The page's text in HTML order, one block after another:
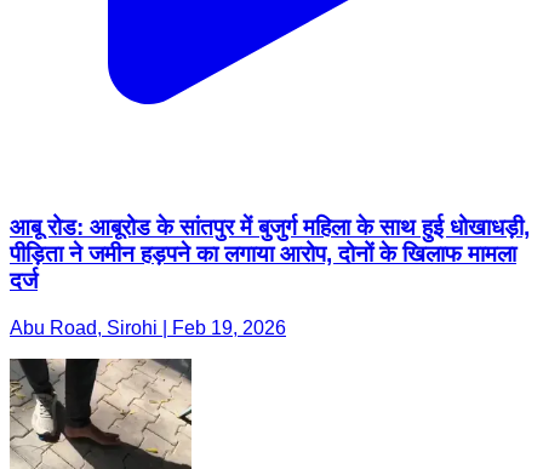
आबू रोड: आबूरोड के सांतपुर में बुजुर्ग महिला के साथ हुई धोखाधड़ी,
पीड़िता ने जमीन हड़पने का लगाया आरोप, दोनों के खिलाफ मामला
दर्ज
Abu Road, Sirohi | Feb 19, 2026